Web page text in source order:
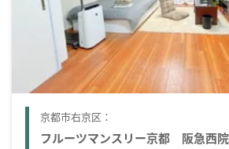
京都市右京区：
フルーツマンスリー京都 阪急西